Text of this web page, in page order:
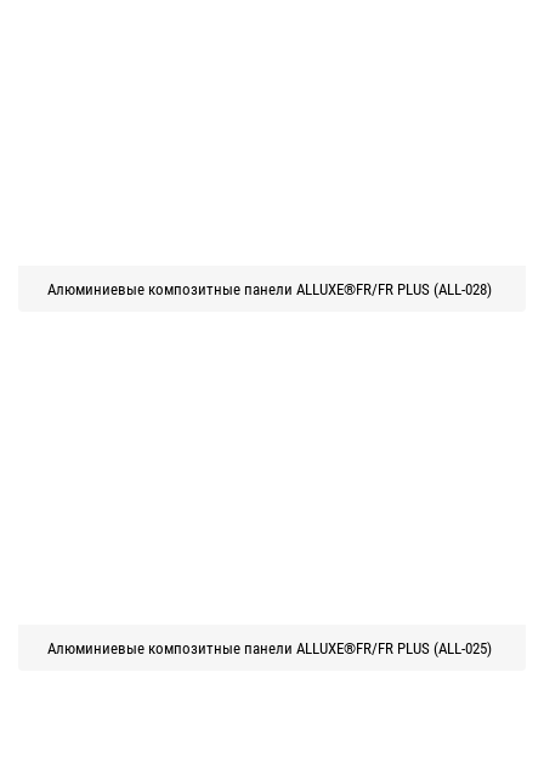
Алюминиевые композитные панели ALLUXE®FR/FR PLUS (ALL-028)
Алюминиевые композитные панели ALLUXE®FR/FR PLUS (ALL-025)